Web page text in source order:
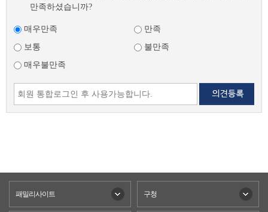
만족하셨습니까?
매우만족
만족
보통
불만족
매우불만족
패밀리사이트 구청